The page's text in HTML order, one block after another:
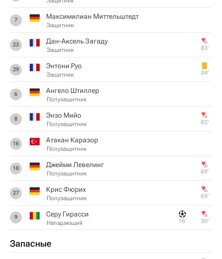
7 Максимилиан Миттельштедт
Защитник
23 Дан-Аксель Загаду
Защитник 83‎’‎
29 Энтони Руо
Защитник 34‎’‎
6 Ангело Штиллер
Полузащитник
8 Энзо Мийо
Полузащитник 82‎’‎
16 Атакан Каразор
Полузащитник
18 Джейми Левелинг
Полузащитник 69‎’‎
27 Крис Фюрих
Полузащитник 69‎’‎
9 Серу Гирасси
Нападающий 16‎’‎ 30‎’‎
Запасные